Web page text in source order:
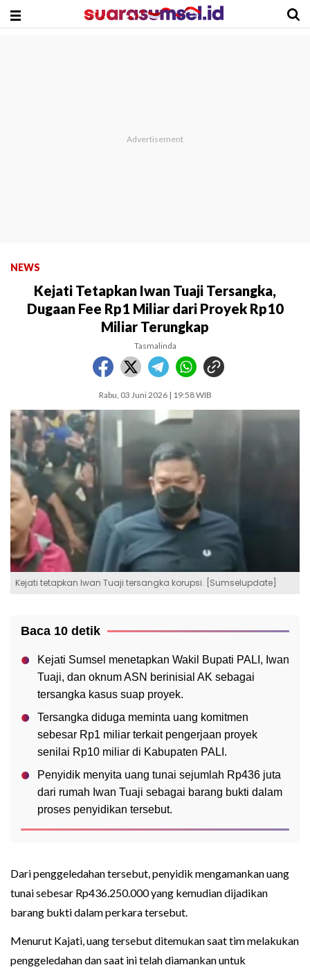
NEWS
Kejati Tetapkan Iwan Tuaji Tersangka,
Dugaan Fee Rp1 Miliar dari Proyek Rp10
Miliar Terungkap
Tasmalinda
Rabu, 03 Juni 2026 | 19:58 WIB
Kejati tetapkan Iwan Tuaji tersangka korupsi. [Sumselupdate]
Baca 10 detik
Kejati Sumsel menetapkan Wakil Bupati PALI, Iwan
Tuaji, dan oknum ASN berinisial AK sebagai
tersangka kasus suap proyek.
Tersangka diduga meminta uang komitmen
sebesar Rp1 miliar terkait pengerjaan proyek
senilai Rp10 miliar di Kabupaten PALI.
Penyidik menyita uang tunai sejumlah Rp436 juta
dari rumah Iwan Tuaji sebagai barang bukti dalam
proses penyidikan tersebut.
Dari penggeledahan tersebut, penyidik mengamankan uang
tunai sebesar Rp436.250.000 yang kemudian dijadikan
barang bukti dalam perkara tersebut.
Menurut Kajati, uang tersebut ditemukan saat tim melakukan
penggeledahan dan saat ini telah diamankan untuk